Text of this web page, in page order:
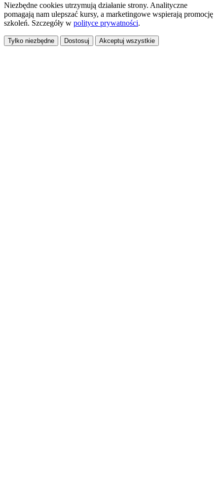
Niezbędne cookies utrzymują działanie strony. Analityczne
pomagają nam ulepszać kursy, a marketingowe wspierają promocję
szkoleń. Szczegóły w polityce prywatności.
Tylko niezbędne Dostosuj Akceptuj wszystkie